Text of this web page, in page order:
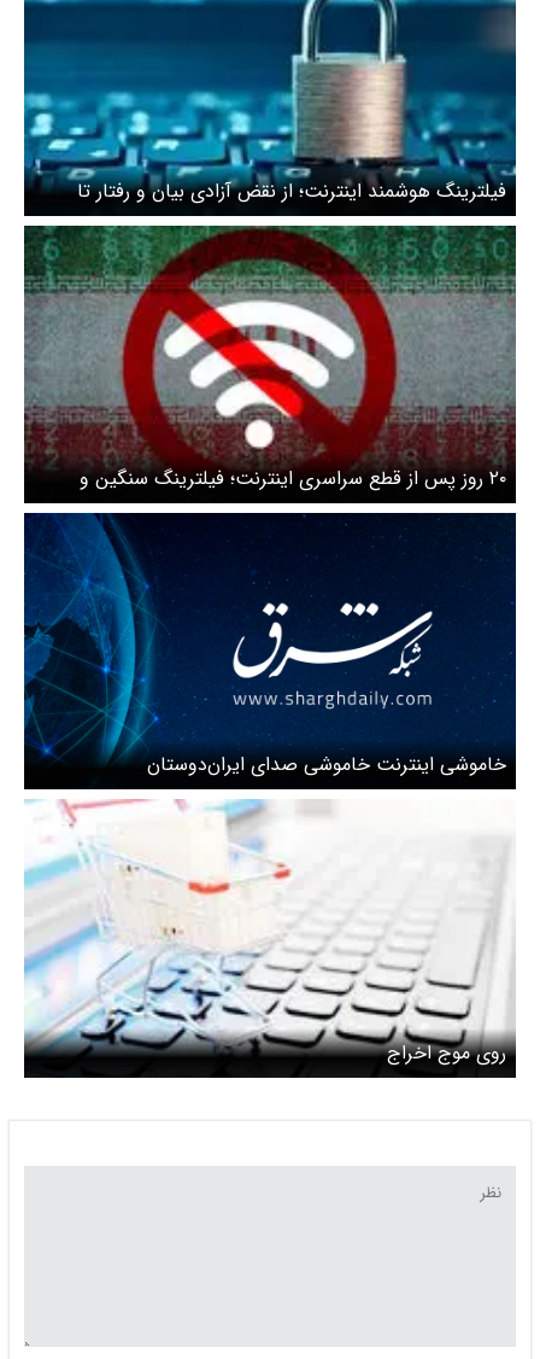
فیلترینگ هوشمند اینترنت؛ از نقض آزادی بیان و رفتار تا
هتک کامل کرامت انسانی
۲۰ روز پس از قطع سراسری اینترنت؛ فیلترینگ سنگین و
دسترسی ناپایدار همچنان پابرجاست
خاموشی اینترنت خاموشی صدای ایران‌دوستان
روی موج اخراج